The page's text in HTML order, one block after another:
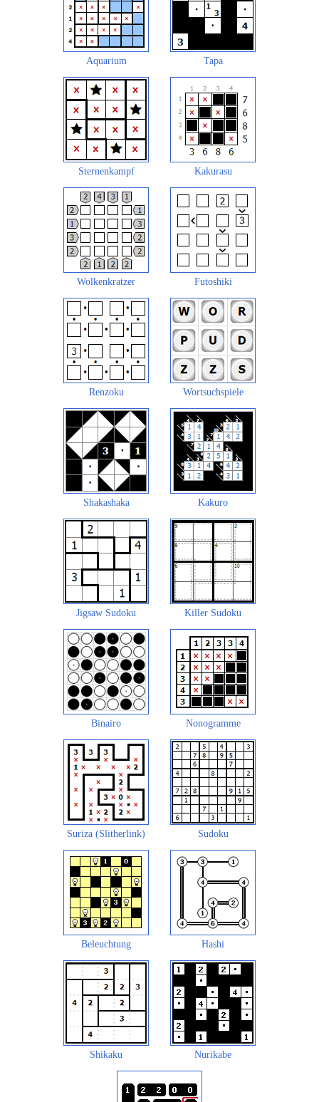
Aquarium Tapa
Sternenkampf Kakurasu
Wolkenkratzer Futoshiki
Renzoku Wortsuchspiele
Shakashaka Kakuro
Jigsaw Sudoku Killer Sudoku
Binairo Nonogramme
Suriza (Slitherlink) Sudoku
Beleuchtung Hashi
Shikaku Nurikabe